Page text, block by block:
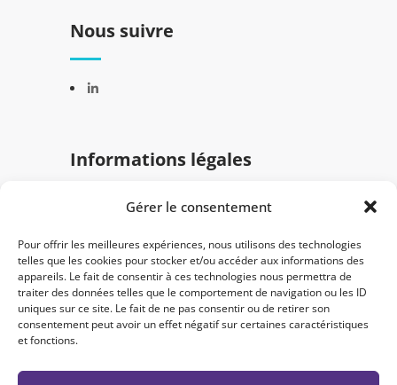
Gérer le consentement
Pour offrir les meilleures expériences, nous utilisons des technologies
telles que les cookies pour stocker et/ou accéder aux informations des
appareils. Le fait de consentir à ces technologies nous permettra de
traiter des données telles que le comportement de navigation ou les ID
uniques sur ce site. Le fait de ne pas consentir ou de retirer son
consentement peut avoir un effet négatif sur certaines caractéristiques
et fonctions.
Nous suivre
Informations légales
Mentions légales
Politique de confidentialité